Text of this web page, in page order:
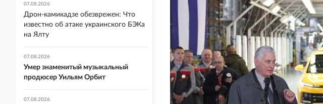
07.08.2026
Дрон-камикадзе обезврежен: Что
известно об атаке украинского БЭКа
на Ялту
07.08.2026
Умер знаменитый музыкальный
продюсер Уильям Орбит
07.08.2026